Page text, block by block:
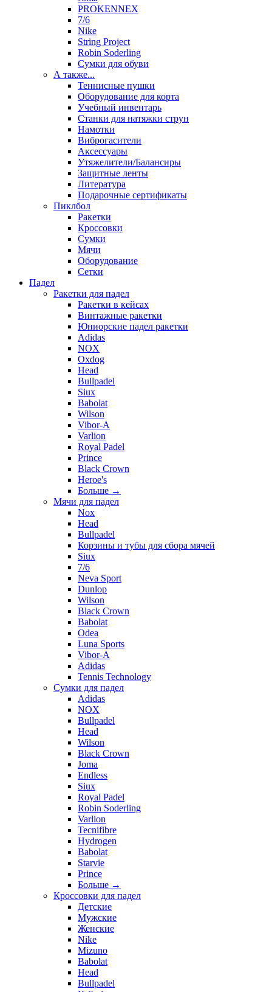
PROKENNEX
7/6
Nike
String Project
Robin Soderling
Сумки для обуви
А также...
Теннисные пушки
Оборудование для корта
Учебный инвентарь
Станки для натяжки струн
Намотки
Виброгасители
Аксессуары
Утяжелители/Балансиры
Защитные ленты
Литература
Подарочные сертификаты
Пиклбол
Ракетки
Кроссовки
Сумки
Мячи
Оборудование
Сетки
Падел
Ракетки для падел
Ракетки в кейсах
Винтажные ракетки
Юниорские падел ракетки
Adidas
NOX
Oxdog
Head
Bullpadel
Siux
Babolat
Wilson
Vibor-A
Varlion
Royal Padel
Prince
Black Crown
Heroe's
Больше →
Мячи для падел
Nox
Head
Bullpadel
Корзины и тубы для сбора мячей
Siux
7/6
Neva Sport
Dunlop
Wilson
Black Crown
Babolat
Odea
Luna Sports
Vibor-A
Adidas
Tennis Technology
Сумки для падел
Adidas
NOX
Bullpadel
Head
Wilson
Black Crown
Joma
Endless
Siux
Royal Padel
Robin Soderling
Varlion
Tecnifibre
Hydrogen
Babolat
Starvie
Prince
Больше →
Кроссовки для падел
Детские
Мужские
Женские
Nike
Mizuno
Babolat
Head
Bullpadel